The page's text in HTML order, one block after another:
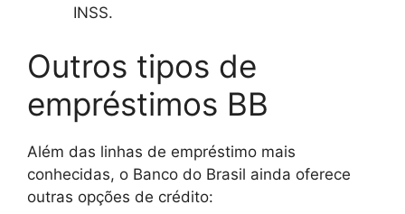
INSS.
Outros tipos de
empréstimos BB
Além das linhas de empréstimo mais
conhecidas, o Banco do Brasil ainda oferece
outras opções de crédito: